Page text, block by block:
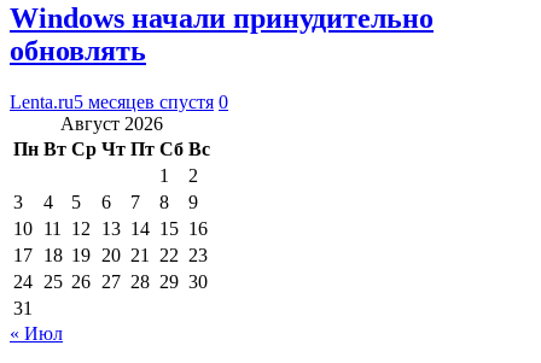
Windows начали принудительно
обновлять
Lenta.ru5 месяцев спустя 0
Август 2026
Пн Вт Ср Чт Пт Сб Вс
1
2
3
4 5 6 7 8
9
10 11 12 13 14 15 16
17 18 19 20 21 22 23
24 25 26 27 28 29 30
31
« Июл